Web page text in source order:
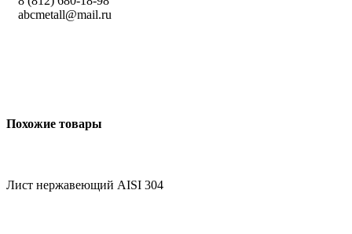
abcmetall@mail.ru
Похожие товары
Лист нержавеющий AISI 304